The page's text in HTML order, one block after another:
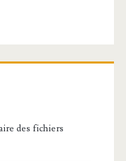
des fichiers